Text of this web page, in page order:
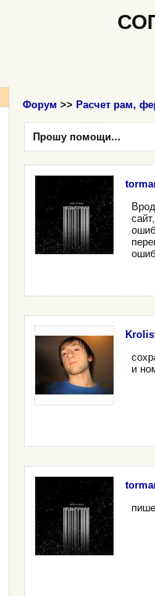
Форум >> Расчет рам,
Прошу помощи...
и